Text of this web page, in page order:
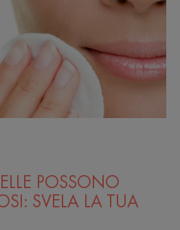
POSSONO
SVELA LA TUA